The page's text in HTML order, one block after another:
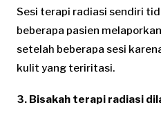
Sesi terapi radiasi sendiri
beberapa pasien
setelah beberapa sesi
kulit yang teriritasi.
3. Bisakah terapi radiasi